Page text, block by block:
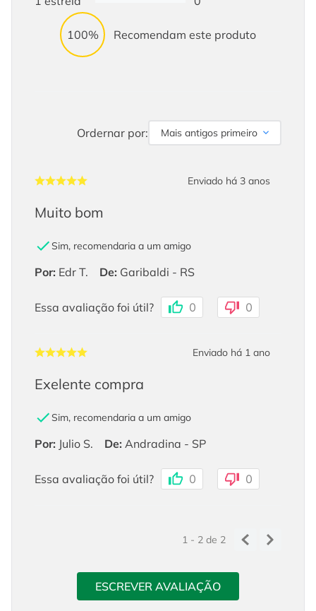
100% Recomendam este produto
Ordernar por: Mais antigos primeiro
Enviado há 3 anos
Muito bom
Sim, recomendaria a um amigo
Por: Edr T. De: Garibaldi - RS
Essa avaliação foi útil? 0 0
Enviado há 1 ano
Exelente compra
Sim, recomendaria a um amigo
Por: Julio S. De: Andradina - SP
Essa avaliação foi útil? 0 0
1 - 2de 2
ESCREVER AVALIAÇÃO